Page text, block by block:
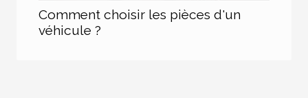
Comment choisir les pièces d'un
véhicule ?